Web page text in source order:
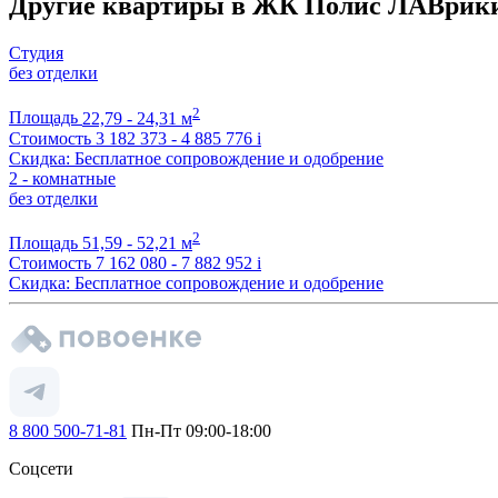
Другие квартиры в ЖК Полис
Студия
без отделки
Площадь 22,79 - 24,31 м2
Стоимость 3 182 373 - 4 885 776 i
Скидка: Бесплатное сопровождение и одобрение
2 - комнатные
без отделки
Площадь 51,59 - 52,21 м2
Стоимость 7 162 080 - 7 882 952 i
Скидка: Бесплатное сопровождение и одобрение
8 800 500-71-81 Пн-Пт 09:00-18:00
Соцсети